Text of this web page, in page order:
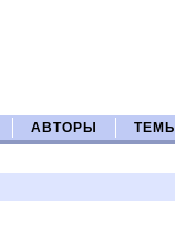
АВТОРЫ ТЕМЫ